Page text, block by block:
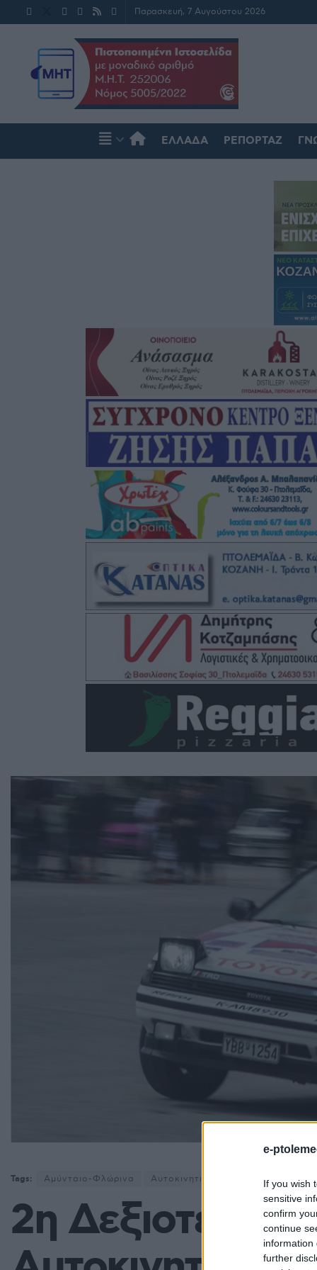
e-
If you wish
sensitive
confirm
continue
information
further
Παρασκευή, 7 Αυγούστου 2026
ΕΛΛΆΔΑ ΡΕΠΟΡΤΆΖ
Tags: Αμύνταιο-Φλώρινα Αυτοκινητιστική Λέσχη
2η